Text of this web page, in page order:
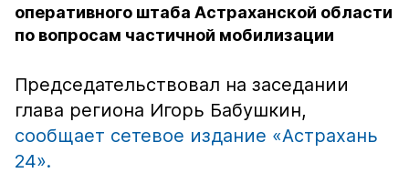
оперативного штаба Астраханской области
по вопросам частичной мобилизации
Председательствовал на заседании
глава региона Игорь Бабушкин,
сообщает сетевое издание «Астрахань
24».